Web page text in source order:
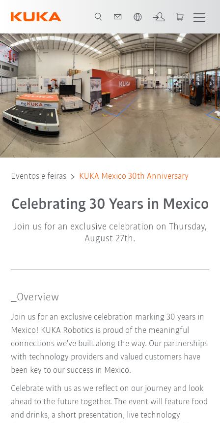
Details Agenda
Eventos e feiras KUKA Mexico 30th Anniversary
Celebrating 30 Years in Mexico
Join us for an exclusive celebration on Thursday,
August 27th.
_Overview
Join us for an exclusive celebration marking 30 years in
Mexico! KUKA Robotics is proud of the meaningful
connections we’ve built along the way. Our partnerships
with technology providers and valued customers have
been key to our success in Mexico.
Celebrate with us as we reflect on our journey and look
ahead to the future together. The event will feature food
and drinks, a short presentation, live technology